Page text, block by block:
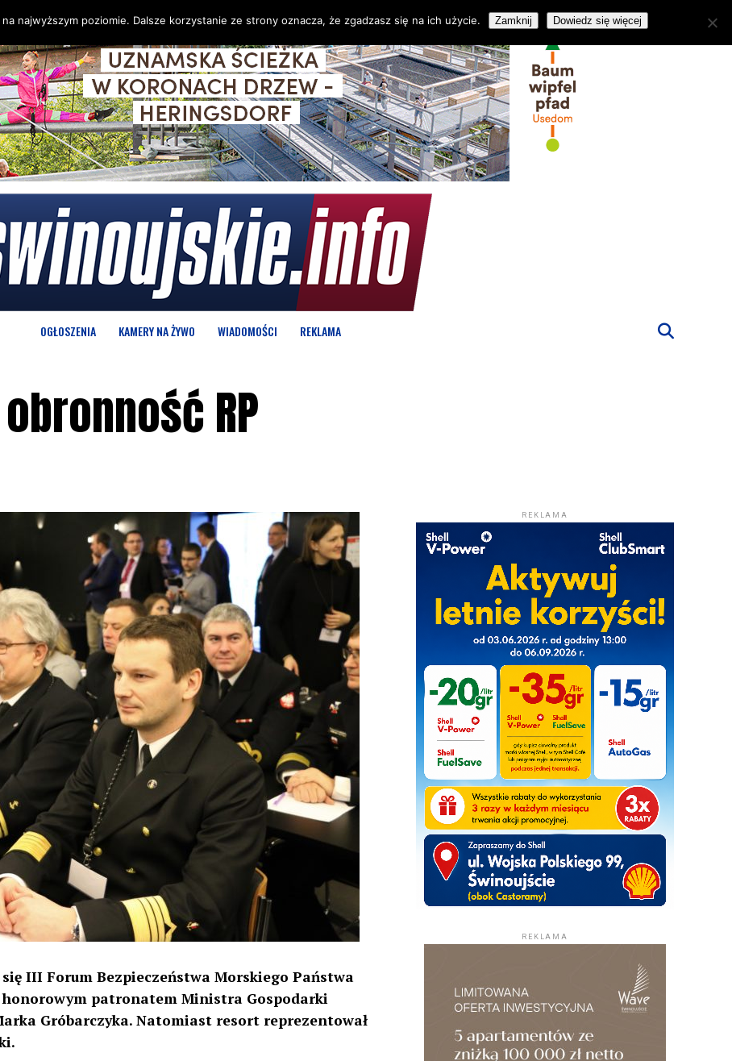
OGŁOSZENIA KAMERY NA ŻYWO WIADOMOŚCI REKLAMA
RP
III Forum Bezpieczeństwa Morskiego Państwa
honorowym patronatem Ministra Gospodarki
Gróbarczyka. Natomiast resort reprezentował
REKLAMA
REKLAMA
najwyższym poziomie. Dalsze korzystanie ze strony oznacza, że zgadzasz się na ich użycie. Zamknij Dowiedz się więcej